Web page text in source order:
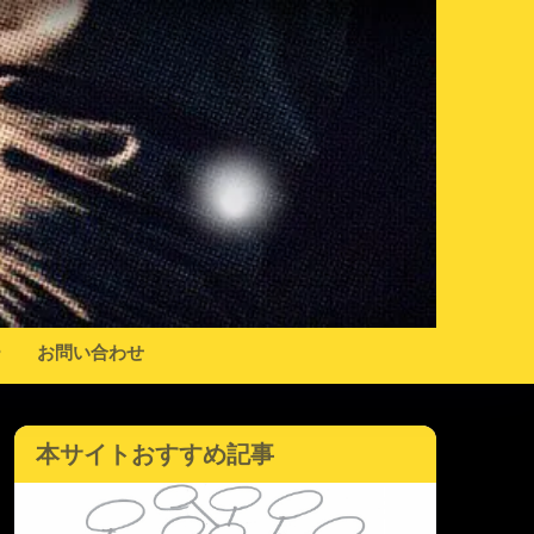
お問い合わせ
本サイトおすすめ記事